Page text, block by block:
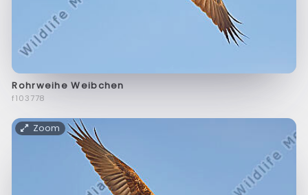
Rohrweihe Weibchen
f103778
Zoom